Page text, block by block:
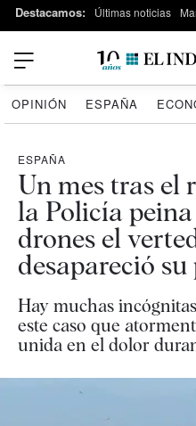
Destacamos: Últimas noticias
OPINIÓN ESPAÑA
ESPAÑA
Un mes tras el
la Policía
drones el
desapareció
Hay muchas
este caso que
unida en el dolor